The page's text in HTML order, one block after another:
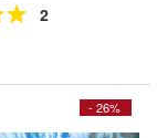
2
- 26%